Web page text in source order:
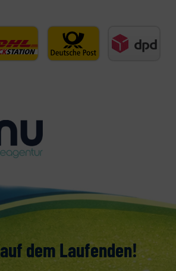
dem Laufenden!